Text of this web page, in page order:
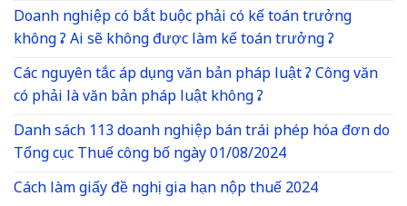
Doanh nghiệp có bắt buộc phải có kế toán trưởng
không ? Ai sẽ không được làm kế toán trưởng ?
Các nguyên tắc áp dụng văn bản pháp luật ? Công văn
có phải là văn bản pháp luật không ?
Danh sách 113 doanh nghiệp bán trái phép hóa đơn do
Tổng cục Thuế công bố ngày 01/08/2024
Cách làm giấy đề nghị gia hạn nộp thuế 2024